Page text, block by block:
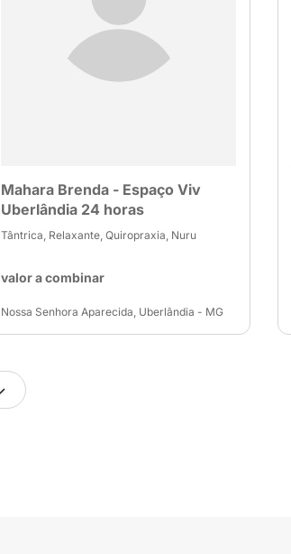
Mahara Brenda - Espaço Viv
Uberlândia 24 horas
Tântrica, Relaxante, Quiropraxia, Nuru
valor a combinar
Nossa Senhora Aparecida, Uberlândia - MG